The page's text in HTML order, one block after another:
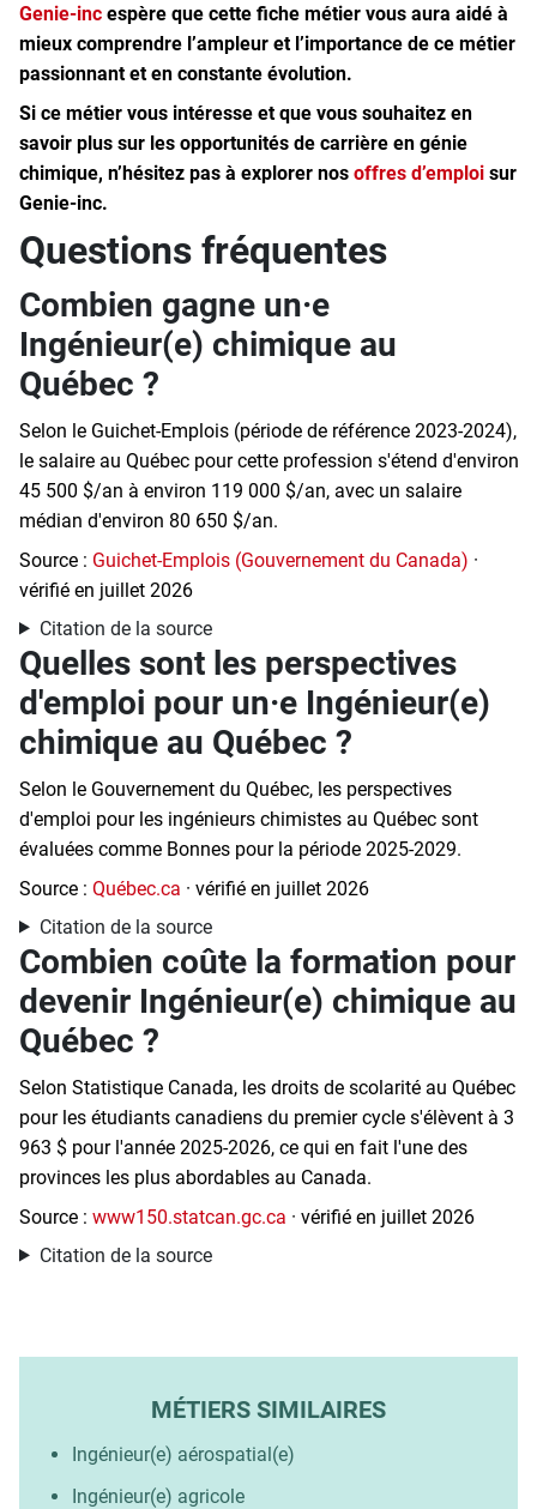
Genie-inc espère que cette fiche métier vous aura aidé à
mieux comprendre l’ampleur et l’importance de ce métier
passionnant et en constante évolution.
Si ce métier vous intéresse et que vous souhaitez en
savoir plus sur les opportunités de carrière en génie
chimique, n’hésitez pas à explorer nos offres d’emploi sur
Genie-inc.
Questions fréquentes
Combien gagne un·e
Ingénieur(e) chimique au
Québec ?
Selon le Guichet-Emplois (période de référence 2023-2024),
le salaire au Québec pour cette profession s'étend d'environ
45 500 $/an à environ 119 000 $/an, avec un salaire
médian d'environ 80 650 $/an.
Source : Guichet-Emplois (Gouvernement du Canada) ·
vérifié en juillet 2026
Citation de la source
Quelles sont les perspectives
d'emploi pour un·e Ingénieur(e)
chimique au Québec ?
Selon le Gouvernement du Québec, les perspectives
d'emploi pour les ingénieurs chimistes au Québec sont
évaluées comme Bonnes pour la période 2025-2029.
Source : Québec.ca · vérifié en juillet 2026
Citation de la source
Combien coûte la formation pour
devenir Ingénieur(e) chimique au
Québec ?
Selon Statistique Canada, les droits de scolarité au Québec
pour les étudiants canadiens du premier cycle s'élèvent à 3
963 $ pour l'année 2025-2026, ce qui en fait l'une des
provinces les plus abordables au Canada.
Source : www150.statcan.gc.ca · vérifié en juillet 2026
Citation de la source
MÉTIERS SIMILAIRES
Ingénieur(e) aérospatial(e)
Ingénieur(e) agricole